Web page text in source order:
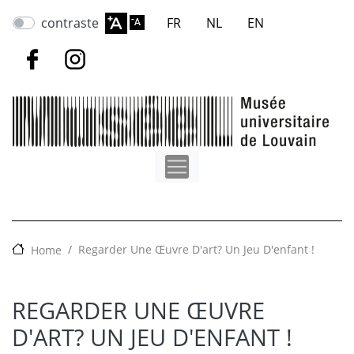
au
contraste FR NL EN
Home Regarder Une Œuvre D'art? Un Jeu D'enfant !
REGARDER UNE ŒUVRE
D'ART? UN JEU D'ENFANT !